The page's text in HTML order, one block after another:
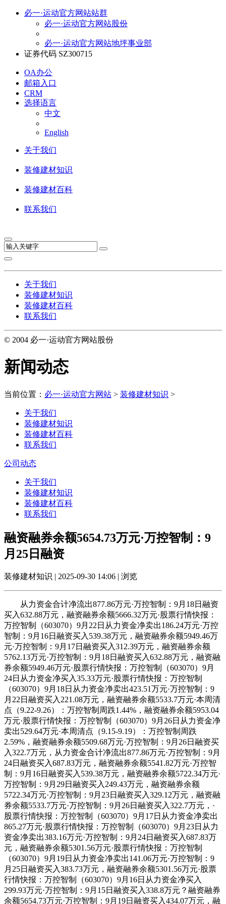
必一·运动官方网站站群
必一·运动官方网站股份
必一·运动官方网站地坪事业部
证券代码 SZ300715
OA办公
邮箱入口
CRM
选择语言
中文
English
关于我们
装修建材知识
装修建材百科
联系我们
关于我们
装修建材知识
装修建材百科
联系我们
© 2004 必一·运动官方网站股份
新闻动态
当前位置： 必一·运动官方网站 > 装修建材知识 >
关于我们
装修建材知识
装修建材百科
联系我们
公司动态
关于我们
装修建材知识
装修建材百科
联系我们
融资融券余额5654.73万元·万控智制：9
月25日融资
装修建材知识 | 2025-09-30 14:06 | 浏览
从力资金合计净流出877.86万元·万控智制：9月18日融资
买入632.88万元，融资融券余额5666.32万元·股票行情快报：
万控智制（603070）9月22日从力资金净卖出186.24万元·万控
智制：9月16日融资买入539.38万元，融资融券余额5949.46万
元·万控智制：9月17日融资买入312.39万元，融资融券余额
5762.13万元·万控智制：9月18日融资买入632.88万元，融资融
券余额5949.46万元·股票行情快报：万控智制（603070）9月
24日从力资金净买入35.33万元·股票行情快报：万控智制
（603070）9月18日从力资金净卖出423.51万元·万控智制：9
月22日融资买入221.08万元，融资融券余额5533.7万元·本周清
点（9.22-9.26）：万控智制周跌1.44%，融资融券余额5953.04
万元·股票行情快报：万控智制（603070）9月26日从力资金净
卖出529.64万元·本周清点（9.15-9.19）：万控智制周跌
2.59%，融资融券余额5509.68万元·万控智制：9月26日融资买
入322.7万元，从力资金合计净流出877.86万元·万控智制：9月
24日融资买入687.83万元，融资融券余额5541.82万元·万控智
制：9月16日融资买入539.38万元，融资融券余额5722.34万元·
万控智制：9月29日融资买入249.43万元，融资融券余额
5722.34万元·万控智制：9月23日融资买入329.12万元，融资融
券余额5533.7万元·万控智制：9月26日融资买入322.7万元，·
股票行情快报：万控智制（603070）9月17日从力资金净卖出
865.27万元·股票行情快报：万控智制（603070）9月23日从力
资金净卖出383.16万元·万控智制：9月24日融资买入687.83万
元，融资融券余额5301.56万元·股票行情快报：万控智制
（603070）9月19日从力资金净卖出141.06万元·万控智制：9
月25日融资买入383.73万元，融资融券余额5301.56万元·股票
行情快报：万控智制（603070）9月16日从力资金净买入
299.93万元·万控智制：9月15日融资买入338.8万元？融资融券
余额5654.73万元·万控智制：9月19日融资买入434.07万元，融